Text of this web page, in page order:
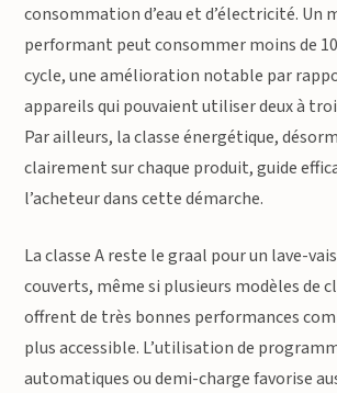
consommation d’eau et d’électricité. Un
performant peut consommer moins de
cycle, une amélioration notable par
appareils qui pouvaient utiliser deux à
Par ailleurs, la classe énergétique,
clairement sur chaque produit, guide
l’acheteur dans cette démarche.
La classe A reste le graal pour un lave-
couverts, même si plusieurs modèles de
offrent de très bonnes performances
plus accessible. L’utilisation de
automatiques ou demi-charge favorise